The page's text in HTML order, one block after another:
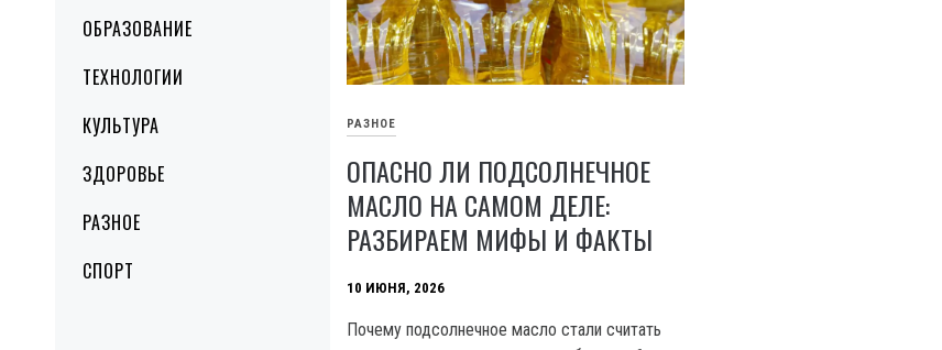
ОБРАЗОВАНИЕ
ТЕХНОЛОГИИ
КУЛЬТУРА
ЗДОРОВЬЕ
РАЗНОЕ
СПОРТ
РАЗНОЕ
ОПАСНО ЛИ ПОДСОЛНЕЧНОЕ
МАСЛО НА САМОМ ДЕЛЕ:
РАЗБИРАЕМ МИФЫ И ФАКТЫ
10 ИЮНЯ, 2026
Почему подсолнечное масло стали считать